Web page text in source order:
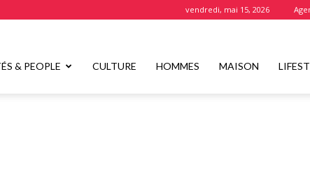
vendredi, mai 15, 2026
& PEOPLE CULTURE HOMMES MAISON